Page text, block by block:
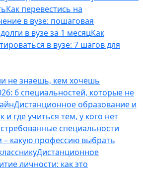
Как перевестись на
в вузе: пошаговая
в вузе за 1 месяцКак
в вузе: 7 шагов для
не знаешь, кем хочешь
6 специальностей, которые не
Дистанционное образование и
и где учиться тем, у кого нет
специальности
– какую профессию выбрать
Дистанционное
личности: как это